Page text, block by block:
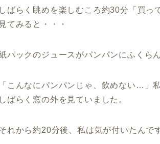
しばらく眺めを楽しむころ約30分「買
見てみると・・・
パックのジュースがパンパンにふくら
「こんなにパンパンじゃ、飲めない…」
しばらく窓の外を見ていました。
れから約20分後、私は気が付いたんで